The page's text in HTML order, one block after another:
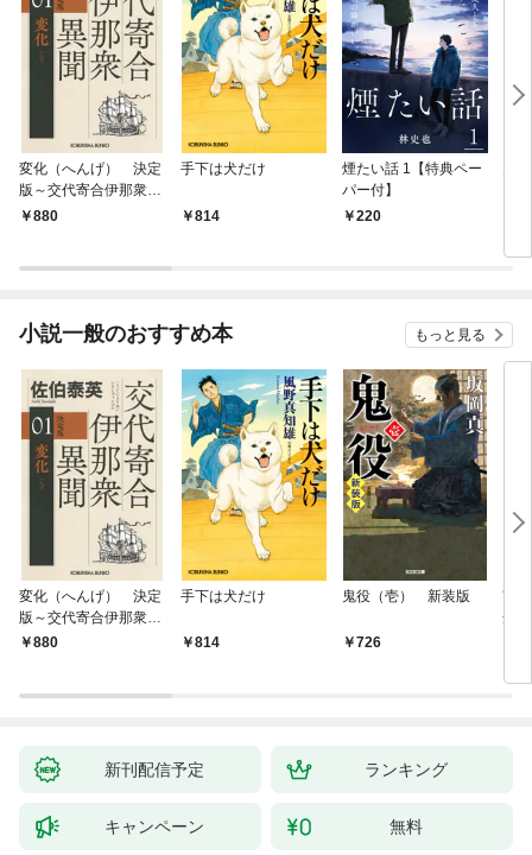
変化（へんげ） 決定
版～交代寄合伊那衆異
聞（1）～
880
手下は犬だけ
814
煙たい話 1【特典ペー
パー付】
220
小説一般のおすすめ本 もっと見る
変化（へんげ） 決定
版～交代寄合伊那衆異
聞（1）～
880
手下は犬だけ
814
鬼役（壱） 新装版
726
南
舟
新刊配信予定 ランキング
キャンペーン 無料